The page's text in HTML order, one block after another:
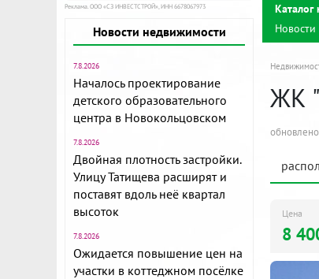
Реклама. ООО «СЗ ИНВЕСТСТРОЙ», ИНН 6678067973
Новости недвижимости
7.8.2026
Началось проектирование
детского образовательного
центра в Новокольцовском
7.8.2026
Двойная плотность застройки.
Улицу Татищева расширят и
поставят вдоль неё квартал
высоток
7.8.2026
Ожидается повышение цен на
участки в коттеджном посёлке
Каталог
Новости
ЖК
Цена
8